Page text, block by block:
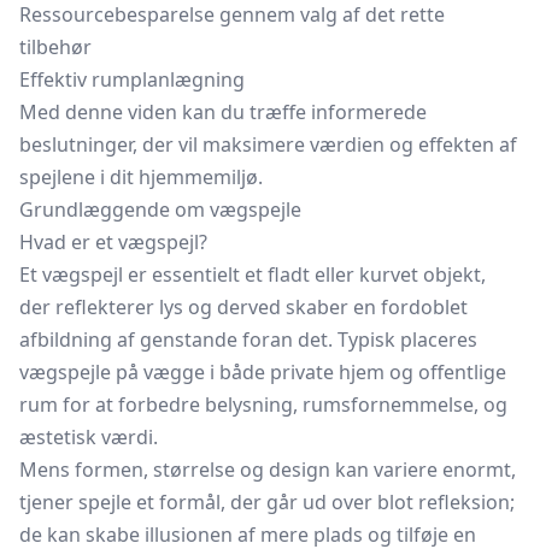
Ressourcebesparelse gennem valg af det rette
tilbehør
Effektiv rumplanlægning
Med denne viden kan du træffe informerede
beslutninger, der vil maksimere værdien og effekten af
spejlene i dit hjemmemiljø.
Grundlæggende om vægspejle
Hvad er et vægspejl?
Et vægspejl er essentielt et fladt eller kurvet objekt,
der reflekterer lys og derved skaber en fordoblet
afbildning af genstande foran det. Typisk placeres
vægspejle på vægge i både private hjem og offentlige
rum for at forbedre belysning, rumsfornemmelse, og
æstetisk værdi.
Mens formen, størrelse og design kan variere enormt,
tjener spejle et formål, der går ud over blot refleksion;
de kan skabe illusionen af mere plads og tilføje en